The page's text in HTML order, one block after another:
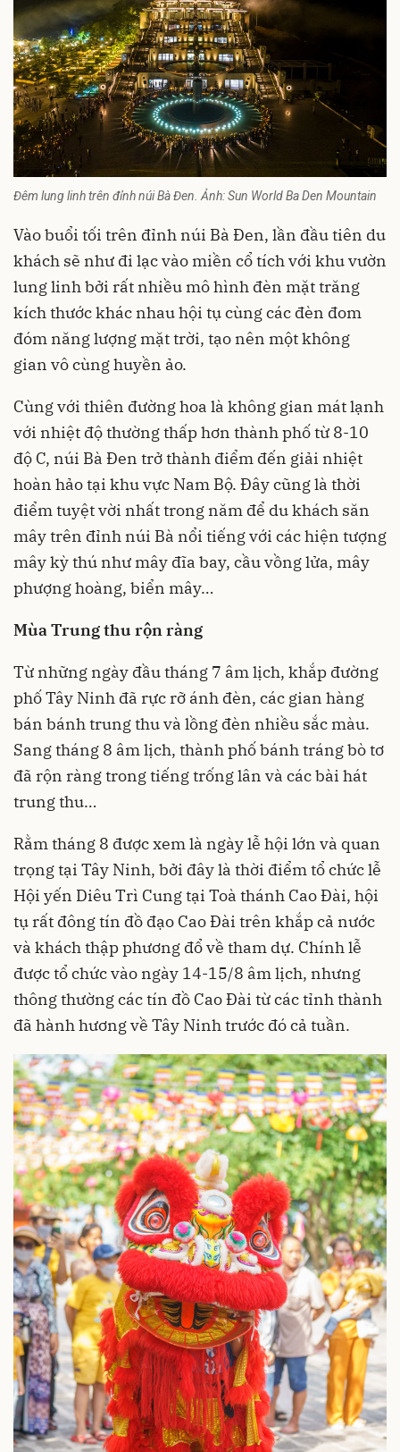
Đêm lung linh trên đỉnh núi Bà Đen. Ảnh: Sun World Ba Den Mountain
Vào buổi tối trên đỉnh núi Bà Đen, lần đầu tiên du
khách sẽ như đi lạc vào miền cổ tích với khu vườn
lung linh bởi rất nhiều mô hình đèn mặt trăng
kích thước khác nhau hội tụ cùng các đèn đom
đóm năng lượng mặt trời, tạo nên một không
gian vô cùng huyền ảo.
Cùng với thiên đường hoa là không gian mát lạnh
với nhiệt độ thường thấp hơn thành phố từ 8-10
độ C, núi Bà Đen trở thành điểm đến giải nhiệt
hoàn hảo tại khu vực Nam Bộ. Đây cũng là thời
điểm tuyệt vời nhất trong năm để du khách săn
mây trên đỉnh núi Bà nổi tiếng với các hiện tượng
mây kỳ thú như mây đĩa bay, cầu vồng lửa, mây
phượng hoàng, biển mây…
Mùa Trung thu rộn ràng
Từ những ngày đầu tháng 7 âm lịch, khắp đường
phố Tây Ninh đã rực rỡ ánh đèn, các gian hàng
bán bánh trung thu và lồng đèn nhiều sắc màu.
Sang tháng 8 âm lịch, thành phố bánh tráng bò tơ
đã rộn ràng trong tiếng trống lân và các bài hát
trung thu…
Rằm tháng 8 được xem là ngày lễ hội lớn và quan
trọng tại Tây Ninh, bởi đây là thời điểm tổ chức lễ
Hội yến Diêu Trì Cung tại Toà thánh Cao Đài, hội
tụ rất đông tín đồ đạo Cao Đài trên khắp cả nước
và khách thập phương đổ về tham dự. Chính lễ
được tổ chức vào ngày 14-15/8 âm lịch, nhưng
thông thường các tín đồ Cao Đài từ các tỉnh thành
đã hành hương về Tây Ninh trước đó cả tuần.